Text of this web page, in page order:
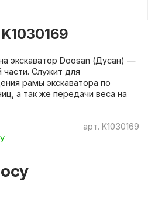
арт. K1030169
экскаватор Doosan (Дусан) —
Служит для
рамы экскаватора по
а так же передачи веса на